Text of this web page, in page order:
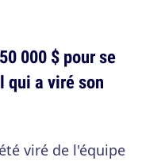
000 $ pour se
qui a viré son
viré de l'équipe